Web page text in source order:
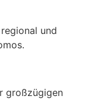
und
großzügigen